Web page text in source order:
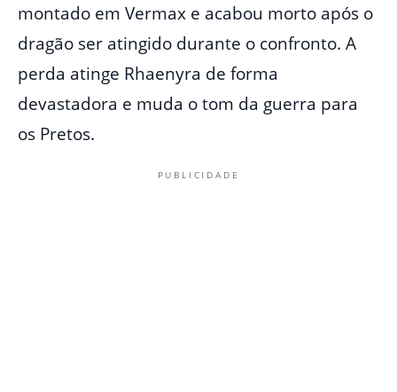
montado em Vermax e acabou morto após o
dragão ser atingido durante o confronto. A
perda atinge Rhaenyra de forma
devastadora e muda o tom da guerra para
os Pretos.
PUBLICIDADE